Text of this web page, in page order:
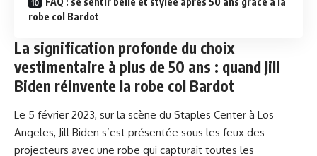
robe col Bardot
La signification profonde du choix
vestimentaire à plus de 50 ans : quand Jill
Biden réinvente la robe col Bardot
Le 5 février 2023, sur la scène du Staples Center à Los
Angeles, Jill Biden s’est présentée sous les feux des
projecteurs avec une robe qui capturait toutes les